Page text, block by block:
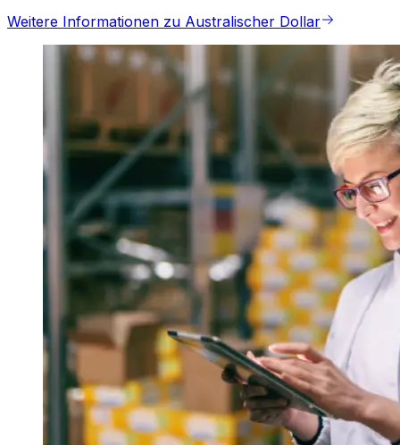
Weitere Informationen zu Australischer Dollar